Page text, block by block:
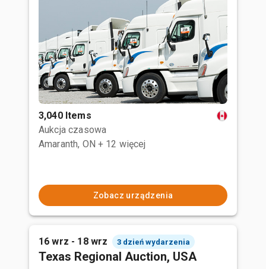
3,040 Items
Aukcja czasowa
Amaranth, ON + 12 więcej
Zobacz urządzenia
16 wrz - 18 wrz 3 dzień wydarzenia
Texas Regional Auction, USA